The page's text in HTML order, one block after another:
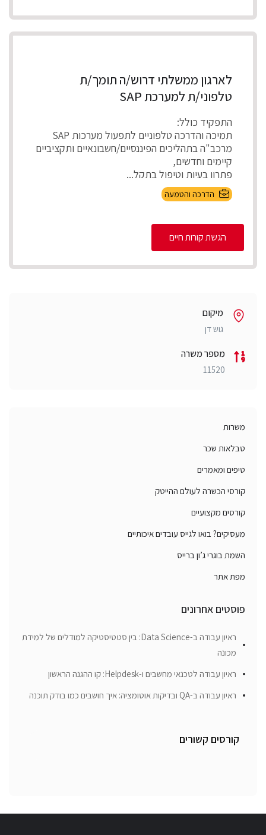
לארגון ממשלתי דרוש/ה תומך/ת
טלפוני/ת למערכת SAP
התפקיד כולל:
תמיכה והדרכה טלפוניים לתפעול מערכות SAP
מרכב"ה בתהליכים הפיננסיים/חשבונאיים ותקציביים
קיימים וחדשים,
פתרון בעיות וטיפול בתקל...
הדרכה והטמעה
הגשת קורות חיים
מיקום
גוש דן
מספר משרה
11520
משרות
טבלאות שכר
טיפים ומאמרים
קורסי הכשרה לעולם ההייטק
קורסים מקצועיים
מעסיקים? בואו לגייס עובדים איכותיים
השמת בוגרי ג’ון ברייס
מפת אתר
פוסטים אחרונים
ראיון עבודה ב-Data Science: בין סטטיסטיקה למודלים של למידת
מכונה
ראיון עבודה לטכנאי מחשבים ו-Helpdesk: קו ההגנה הראשון
ראיון עבודה ב-QA ובדיקות אוטומציה: איך חושבים כמו בודק תוכנה
קורסים קשורים